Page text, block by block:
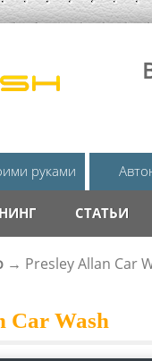
руками
СТАТЬИ
→ Presley Allan Car
Car Wash